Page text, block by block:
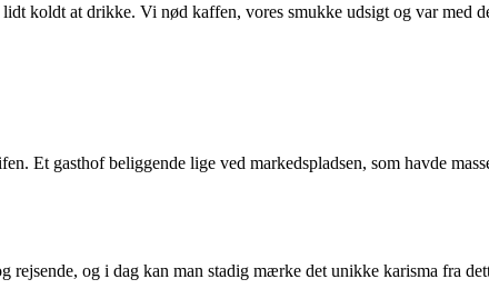
koldt at drikke. Vi nød kaffen, vores smukke udsigt og var med
Et gasthof beliggende lige ved markedspladsen, som havde
og i dag kan man stadig mærke det unikke karisma fra